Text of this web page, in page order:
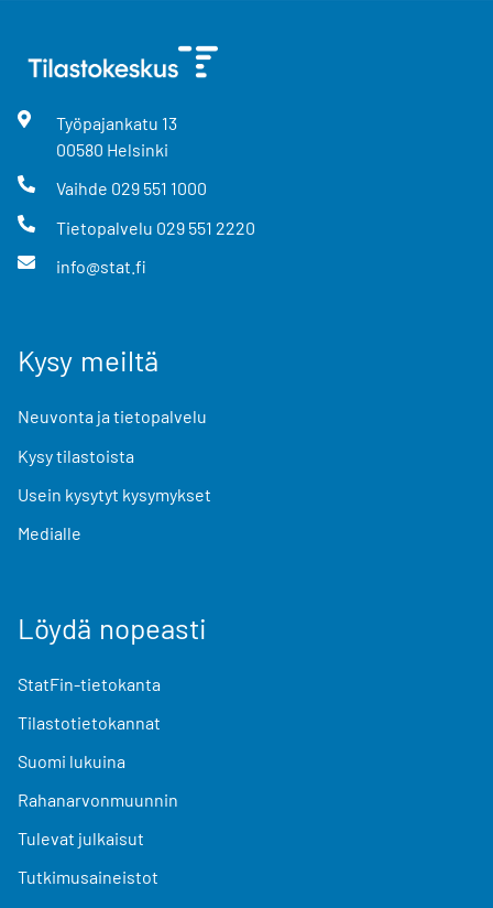
Työpajankatu 13
00580 Helsinki
Vaihde 029 551 1000
Tietopalvelu 029 551 2220
info@stat.fi
Kysy meiltä
Neuvonta ja tietopalvelu
Kysy tilastoista
Usein kysytyt kysymykset
Medialle
Löydä nopeasti
StatFin-tietokanta
Tilastotietokannat
Suomi lukuina
Rahanarvonmuunnin
Tulevat julkaisut
Tutkimusaineistot